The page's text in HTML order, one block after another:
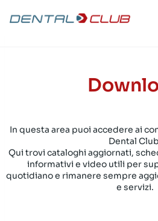
Home Download
In questa area puoi accedere ai
Dental
Qui trovi cataloghi aggiornati,
informativi e video utili per
quotidiano e rimanere sempre
e servizi.